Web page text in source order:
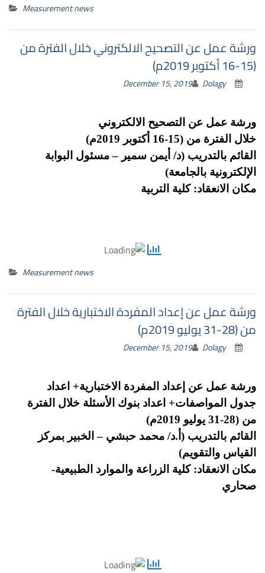
Measurement news
ورشة عمل عن التصحيح الالكتروني خلال الفترة من
(15-16 أكتوبر 2019م)
December 15, 2019 Dolagy
ورشة عمل عن التصحيح الالكتروني
خلال الفترة من (15-16 أكتوبر 2019م)
القائم بالتدريب (د/ أيمن سمير – مسئول البوابة
الإلكترونية بالجامعة)
مكان الانعقاد:كلية التربية
Measurement news
ورشة عمل عن إعداد المفردة الاختبارية خلال الفترة
من (28-31 يوليو 2019م)
December 15, 2019 Dolagy
ورشة عمل عن عداد المفردة الاختبارية+ اعداد
جدول المواصفات+ اعداد بنوك الأسئلة خلال الفترة
من (28-31 يوليو 2019م)
القائم بالتدريب (أ.د/ محمد حبشي – الخبير بمركز
القياس والتقويم)
مكان الانعقاد:كلية الزراعة والموارد الطبيعية-
صحاري